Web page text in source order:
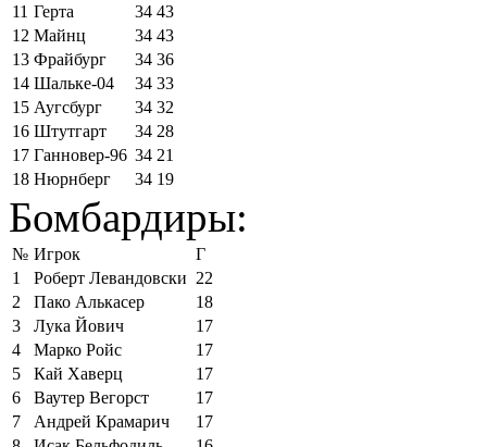
11 Герта 34 43
12 Майнц 34 43
13 Фрайбург 34 36
14 Шальке-04 34 33
15 Аугсбург 34 32
16 Штутгарт 34 28
17 Ганновер-96 34 21
18 Нюрнберг 34 19
Бомбардиры:
№ Игрок
Г
1
Роберт Левандовски 22
2
Пако Алькасер
18
3
Лука Йович
17
4
Марко Ройс
17
5
Кай Хаверц
17
6
Ваутер Вегорст
17
7
Андрей Крамарич
17